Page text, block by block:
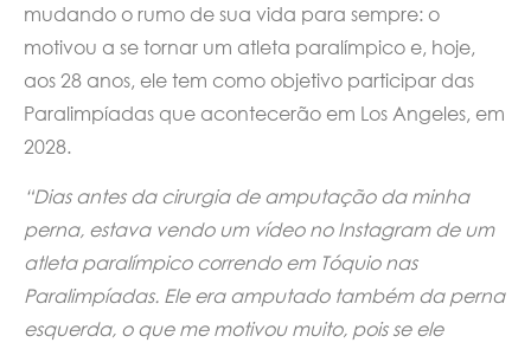
mudando o rumo de sua vida para sempre: o
motivou a se tornar um atleta paralímpico e, hoje,
aos 28 anos, ele tem como objetivo participar das
Paralimpíadas que acontecerão em Los Angeles, em
2028.
“Dias antes da cirurgia de amputação da minha
perna, estava vendo um vídeo no Instagram de um
atleta paralímpico correndo em Tóquio nas
Paralimpíadas. Ele era amputado também da perna
esquerda, o que me motivou muito, pois se ele